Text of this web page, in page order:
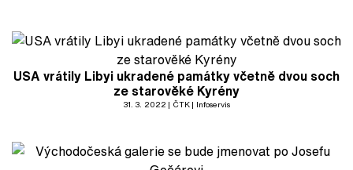
USA vrátily Libyi ukradené památky včetně dvou soch
ze starověké Kyrény
31. 3. 2022 ČTK Infoservis